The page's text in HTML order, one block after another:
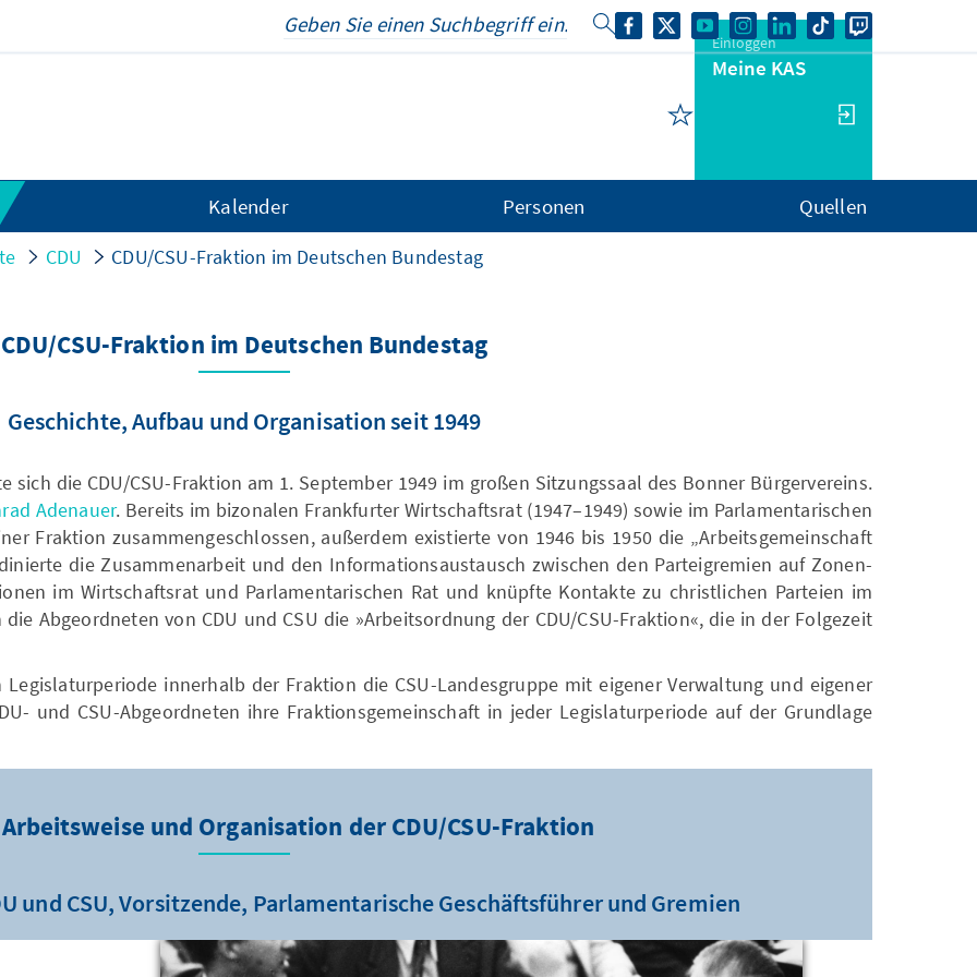
Einloggen
Meine KAS
Kalender Personen Quellen
CDU CDU/CSU-Fraktion im Deutschen Bundestag
CDU/CSU-Fraktion im Deutschen Bundestag
Geschichte, Aufbau und Organisation seit 1949
die CDU/CSU-Fraktion am 1. September 1949 im großen Sitzungssaal des Bonner Bürgervereins.
Adenauer. Bereits im bizonalen Frankfurter Wirtschaftsrat (1947–1949) sowie im Parlamentarischen
Fraktion zusammengeschlossen, außerdem existierte von 1946 bis 1950 die „Arbeitsgemeinschaft
die Zusammenarbeit und den Informationsaustausch zwischen den Parteigremien auf Zonen-
im Wirtschaftsrat und Parlamentarischen Rat und knüpfte Kontakte zu christlichen Parteien im
Abgeordneten von CDU und CSU die »Arbeitsordnung der CDU/CSU-Fraktion«, die in der Folgezeit
innerhalb der Fraktion die CSU-Landesgruppe mit eigener Verwaltung und eigener
und CSU-Abgeordneten ihre Fraktionsgemeinschaft in jeder Legislaturperiode auf der Grundlage
und Organisation der CDU/CSU-Fraktion
und CSU, Vorsitzende, Parlamentarische Geschäftsführer und Gremien